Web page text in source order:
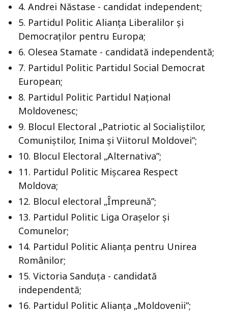
4. Andrei Năstase - candidat independent;
5. Partidul Politic Alianța Liberalilor și
Democraților pentru Europa;
6. Olesea Stamate - candidată independentă;
7. Partidul Politic Partidul Social Democrat
European;
8. Partidul Politic Partidul Național
Moldovenesc;
9. Blocul Electoral „Patriotic al Socialiștilor,
Comuniştilor, Inima și Viitorul Moldovei”;
10. Blocul Electoral „Alternativa”;
11. Partidul Politic Mișcarea Respect
Moldova;
12. Blocul electoral „Împreună”;
13. Partidul Politic Liga Orașelor şi
Comunelor;
14. Partidul Politic Alianța pentru Unirea
Românilor;
15. Victoria Sanduţa - candidată
independentă;
16. Partidul Politic Alianța „Moldovenii”;